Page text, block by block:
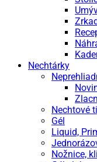
Nechtárky
Nechtové
Gél
Liquid,
Nožnice,